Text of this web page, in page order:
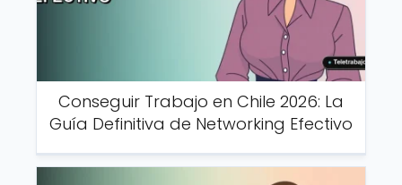
Conseguir Trabajo en Chile 2026: La
Guía Definitiva de Networking Efectivo